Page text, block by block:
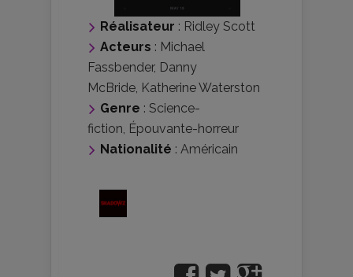
Réalisateur : Ridley Scott
Acteurs : Michael
Fassbender, Danny
McBride, Katherine Waterston
Genre : Science-
fiction, Épouvante-horreur
Nationalité : Américain